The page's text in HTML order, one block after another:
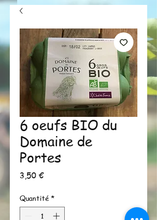
6 oeufs BIO du
Domaine de
Portes
3,50 €Prix
Quantité *